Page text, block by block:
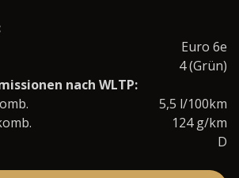
Euro 6e
4 (Grün)
nach WLTP:
5,5 l/100km
124 g/km
D